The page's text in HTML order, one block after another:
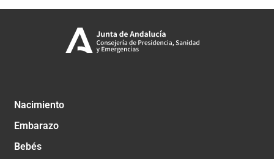
Nacimiento
Embarazo
Bebés